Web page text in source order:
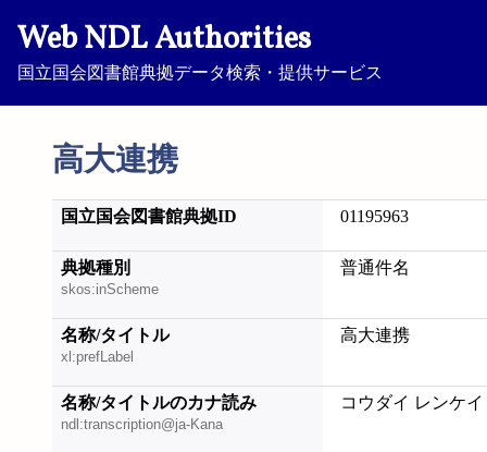
Web NDL Authorities
国立国会図書館典拠データ検索・提供サービス
高大連携
国立国会図書館典拠ID 01195963
典拠種別
skos:inScheme
普通件名
名称/タイトル
xl:prefLabel
高大連携
名称/タイトルのカナ読み
ndl:transcription@ja-Kana
コウダイ レンケイ